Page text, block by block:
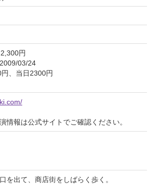
円
2009/03/24
、当日2300円
情報は公式サイトでご確認ください。
を出て、商店街をしばらく歩く。